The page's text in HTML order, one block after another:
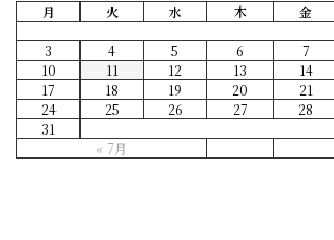
月
火 水 木 金
« 7月
3
4 5 6 7
10
11 12 13 14
17
18 19 20 21
24
25 26 27 28
31